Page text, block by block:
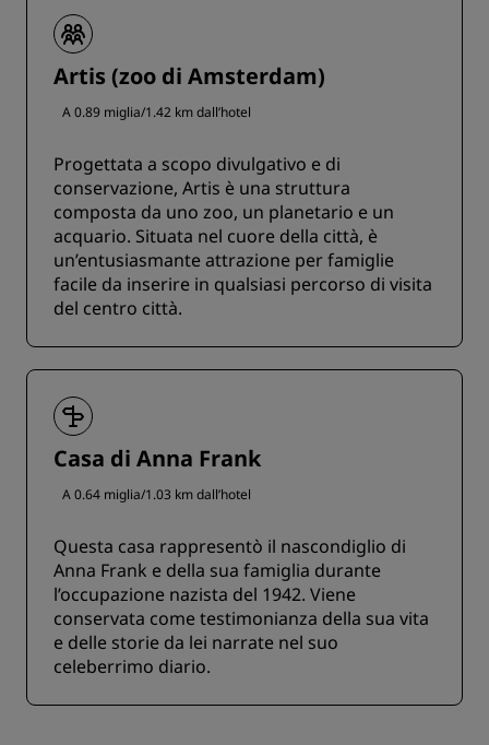
Artis (zoo di Amsterdam)
A 0.89 miglia/1.42 km dall’hotel
Progettata a scopo divulgativo e di
conservazione, Artis è una struttura
composta da uno zoo, un planetario e un
acquario. Situata nel cuore della città, è
un’entusiasmante attrazione per famiglie
facile da inserire in qualsiasi percorso di visita
del centro città.
Casa di Anna Frank
A 0.64 miglia/1.03 km dall’hotel
Questa casa rappresentò il nascondiglio di
Anna Frank e della sua famiglia durante
l’occupazione nazista del 1942. Viene
conservata come testimonianza della sua vita
e delle storie da lei narrate nel suo
celeberrimo diario.